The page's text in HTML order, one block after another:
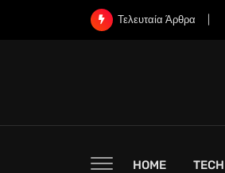
Τελευταία Άρθρα
HOME TECH